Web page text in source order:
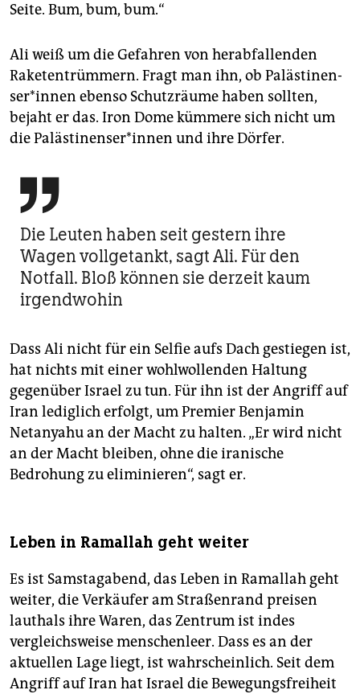
Seite. Bum, bum, bum.“
Ali weiß um die Gefahren von herabfallenden
Raketentrümmern. Fragt man ihn, ob Pa­läs­ti­nen­
se­r*in­nen ebenso Schutzräume haben sollten,
bejaht er das. Iron Dome kümmere sich nicht um
die Pa­läs­ti­nen­se­r*in­nen und ihre Dörfer.

Die Leuten haben seit gestern ihre
Wagen vollgetankt, sagt Ali. Für den
Notfall. Bloß können sie derzeit kaum
irgendwohin
Dass Ali nicht für ein Selfie aufs Dach gestiegen ist,
hat nichts mit einer wohlwollenden Haltung
gegenüber Israel zu tun. Für ihn ist der Angriff auf
Iran lediglich erfolgt, um Premier Benjamin
Netanyahu an der Macht zu halten. „Er wird nicht
an der Macht bleiben, ohne die iranische
Bedrohung zu eliminieren“, sagt er.
Leben in Ramallah geht weiter
Es ist Samstagabend, das Leben in Ramallah geht
weiter, die Verkäufer am Straßenrand preisen
lauthals ihre Waren, das Zentrum ist indes
vergleichsweise menschenleer. Dass es an der
aktuellen Lage liegt, ist wahrscheinlich. Seit dem
Angriff auf Iran hat Israel die Bewegungsfreiheit